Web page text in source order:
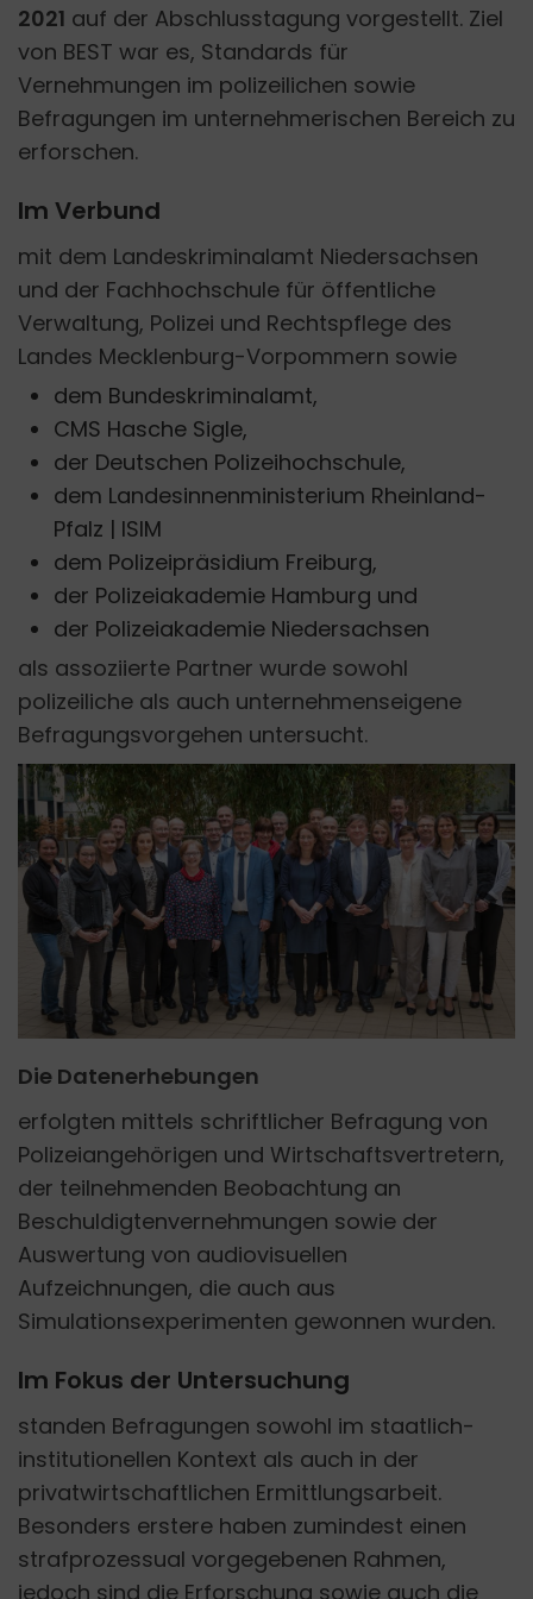
2021 auf der Abschlusstagung vorgestellt. Ziel
von BEST war es, Standards für
Vernehmungen im polizeilichen sowie
Befragungen im unternehmerischen Bereich zu
erforschen.
Im Verbund
mit dem Landeskriminalamt Niedersachsen
und der Fachhochschule für öffentliche
Verwaltung, Polizei und Rechtspflege des
Landes Mecklenburg-Vorpommern sowie
dem Bundeskriminalamt,
CMS Hasche Sigle,
der Deutschen Polizeihochschule,
dem Landesinnenministerium Rheinland-
Pfalz | ISIM
dem Polizeipräsidium Freiburg,
der Polizeiakademie Hamburg und
der Polizeiakademie Niedersachsen
als assoziierte Partner wurde sowohl
polizeiliche als auch unternehmenseigene
Befragungsvorgehen untersucht.
Die Datenerhebungen
erfolgten mittels schriftlicher Befragung von
Polizeiangehörigen und Wirtschaftsvertretern,
der teilnehmenden Beobachtung an
Beschuldigtenvernehmungen sowie der
Auswertung von audiovisuellen
Aufzeichnungen, die auch aus
Simulationsexperimenten gewonnen wurden.
Im Fokus der Untersuchung
standen Befragungen sowohl im staatlich-
institutionellen Kontext als auch in der
privatwirtschaftlichen Ermittlungsarbeit.
Besonders erstere haben zumindest einen
strafprozessual vorgegebenen Rahmen,
jedoch sind die Erforschung sowie auch die